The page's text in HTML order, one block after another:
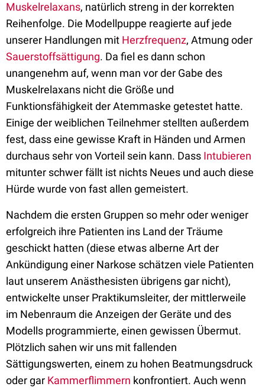
Muskelrelaxans, natürlich streng in der korrekten
Reihenfolge. Die Modellpuppe reagierte auf jede
unserer Handlungen mit Herzfrequenz, Atmung oder
Sauerstoffsättigung. Da fiel es dann schon
unangenehm auf, wenn man vor der Gabe des
Muskelrelaxans nicht die Größe und
Funktionsfähigkeit der Atemmaske getestet hatte.
Einige der weiblichen Teilnehmer stellten außerdem
fest, dass eine gewisse Kraft in Händen und Armen
durchaus sehr von Vorteil sein kann. Dass Intubieren
mitunter schwer fällt ist nichts Neues und auch diese
Hürde wurde von fast allen gemeistert.
Nachdem die ersten Gruppen so mehr oder weniger
erfolgreich ihre Patienten ins Land der Träume
geschickt hatten (diese etwas alberne Art der
Ankündigung einer Narkose schätzen viele Patienten
laut unserem Anästhesisten übrigens gar nicht),
entwickelte unser Praktikumsleiter, der mittlerweile
im Nebenraum die Anzeigen der Geräte und des
Modells programmierte, einen gewissen Übermut.
Plötzlich sahen wir uns mit fallenden
Sättigungswerten, einem zu hohen Beatmungsdruck
oder gar Kammerflimmern konfrontiert. Auch wenn